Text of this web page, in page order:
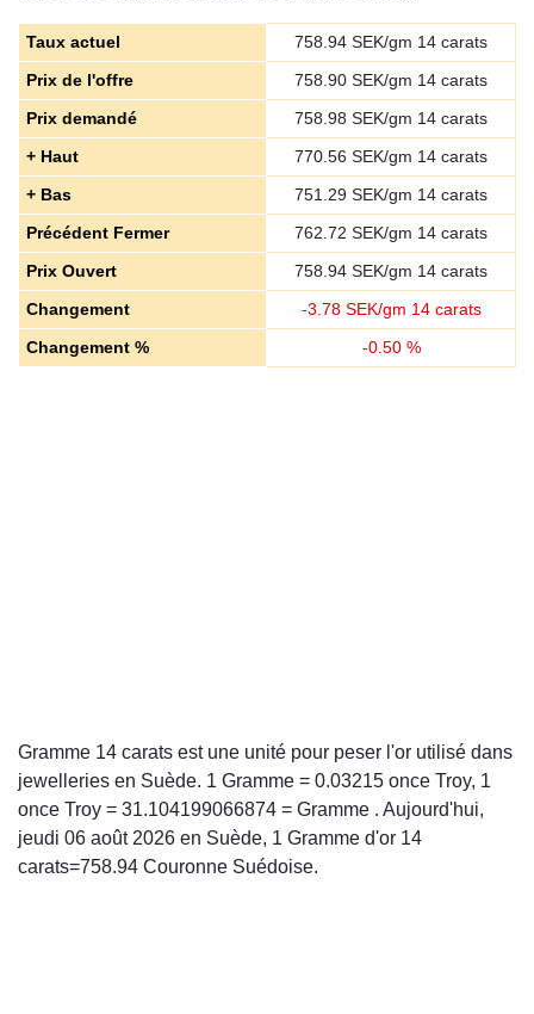
Taux actuel 758.94 SEK/gm 14 carats
Prix de l'offre
758.90 SEK/gm 14 carats
Prix demandé
758.98 SEK/gm 14 carats
+ Haut
770.56 SEK/gm 14 carats
+ Bas
751.29 SEK/gm 14 carats
Précédent Fermer
762.72 SEK/gm 14 carats
Prix ​​Ouvert
758.94 SEK/gm 14 carats
Changement
-3.78SEK/gm 14 carats
Changement %
-0.50%
Gramme 14 carats est une unité pour peser l'or utilisé dans
jewelleries en Suède. 1 Gramme = 0.03215 once Troy, 1
once Troy = 31.104199066874 = Gramme . Aujourd'hui,
jeudi 06 août 2026 en Suède, 1 Gramme d'or 14
carats=758.94 Couronne Suédoise.